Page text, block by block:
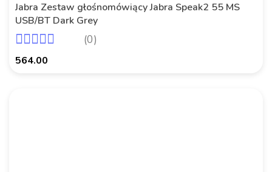
Jabra Zestaw głośnomówiący Jabra Speak2 55 MS
USB/BT Dark Grey
(0)
564.00